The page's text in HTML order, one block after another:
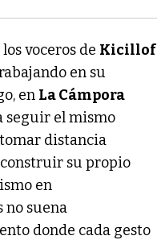
los voceros de Kicillof
en su
en La Cámpora
seguir el mismo
distancia
su propio
en
no suena
donde cada gesto